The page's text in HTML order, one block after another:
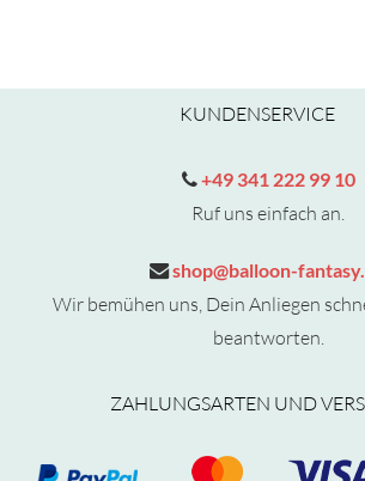
KUNDENSERVICE
+49 341 222 99 10
Ruf uns einfach an.
shop@balloon-
Wir bemühen uns, Dein Anliegen
beantworten.
ZAHLUNGSARTEN UND